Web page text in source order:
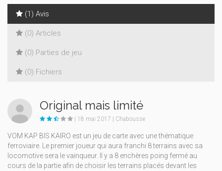
(1) Avis
(0) Articles
(0) Parties de jeu
(0) Fichiers
Original mais limité
| 18 mai 2017 | Chabousse
VOM KAP BIS KAIRO est un jeu de carte avec une thématique
ferroviaire. Le premier joueur qui aura franchi 8 terrains avec sa
locomotive sera le vainqueur. Il y a 8 enchères poing fermé au
cours de la partie afin de choisir les terrains placés devant les